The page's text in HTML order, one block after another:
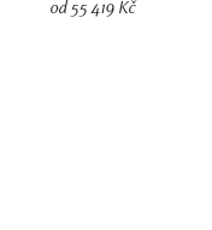
od 55 419 Kč